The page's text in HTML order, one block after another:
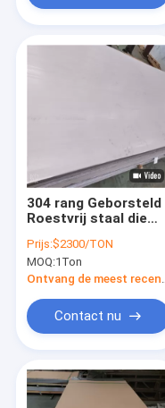
304 rang Geborsteld
Roestvrij staal die
van het
Geperforeerde Harde
Bladmm Hoogtepunt
Prijs:$2300/TON
MOQ:1Ton
Contact nu